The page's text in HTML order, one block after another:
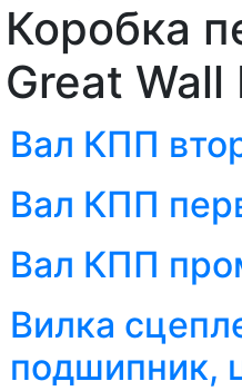
Коробка
Great Wall
Вал КПП
Вал КПП
Вал КПП
Вилка
подшипник,